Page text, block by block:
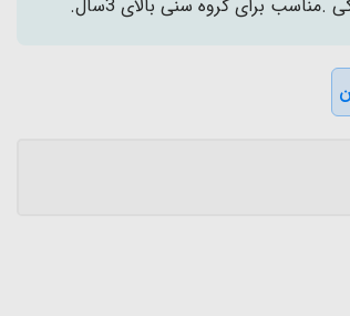
برای گروه سنی بالای 3سال.